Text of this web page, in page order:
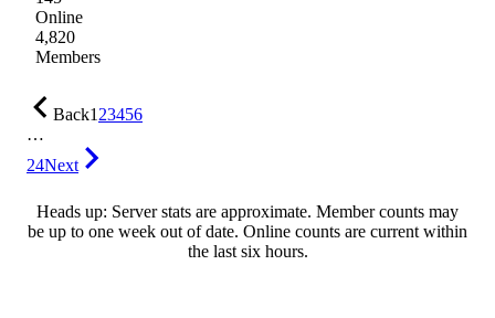
Online
4,820
Members
Back123456
…
24Next
Heads up: Server stats are approximate. Member counts may
be up to one week out of date. Online counts are current within
the last six hours.